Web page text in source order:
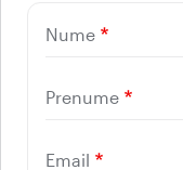
Nume
Prenume
Email
CONTACT
REGINA MARIA